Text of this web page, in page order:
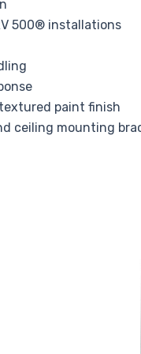
500® installations
paint finish
ceiling mounting